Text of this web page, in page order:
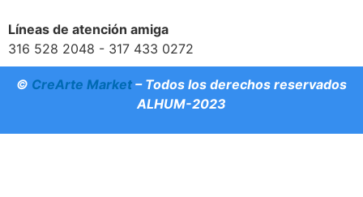
Líneas de atención amiga
316 528 2048 - 317 433 0272
© CreArte Market – Todos los derechos reservados
ALHUM-2023